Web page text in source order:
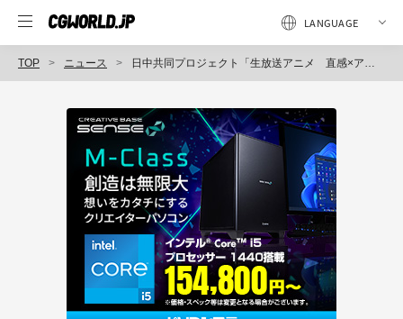
TOP ニュース 日中共同プロジェクト「生放送アニメ 直感×アルゴリズム♪」3rdシーズンがdocomo XR Studioで本格始動